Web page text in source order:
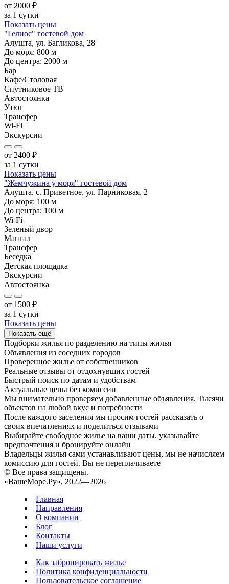
от 2000 ₽
за 1 сутки
Показать цены
"Гелиос" гостевой дом
Алушта, ул. Багликова, 28
До моря: 800 м
До центра: 2000 м
Бар
Кафе/Столовая
Спутниковое ТВ
Автостоянка
Утюг
Трансфер
Wi-Fi
Экскурсии
от 2400 ₽
за 1 сутки
Показать цены
"Жемчужина у моря" гостевой дом
Алушта, с. Приветное, ул. Парниковая, 2
До моря: 100 м
До центра: 100 м
Wi-Fi
Зеленый двор
Мангал
Трансфер
Беседка
Детская площадка
Экскурсии
Автостоянка
от 1500 ₽
за 1 сутки
Показать цены
Показать ещё
Подборки жилья по разделению на типы жилья
Объявления из соседних городов
Проверенное жилье от собственников
Реальные отзывы от отдохнувших гостей
Быстрый поиск по датам и удобствам
Актуальные цены без комиссии
Мы внимательно проверяем добавленные объявления. Тысячи
объектов на любой вкус и потребности
После каждого заселения мы просим гостей рассказать о
своих впечатлениях и поделиться отзывами
Выбирайте свободное жилье на ваши даты. указывайте
предпочтения и бронируйте онлайн
Владельцы жилья сами устанавливают цены, мы не начисляем
комиссию для гостей. Вы не переплачиваете
© Все права защищены.
«ВашеМоре.Ру», 2022—2026
Главная
Направления
О компании
Блог
Контакты
Наши услуги
Как забронировать жилье
Политика конфиденциальности
Пользовательское соглашение